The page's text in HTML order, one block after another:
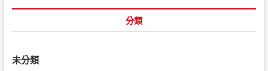
分類
未分類